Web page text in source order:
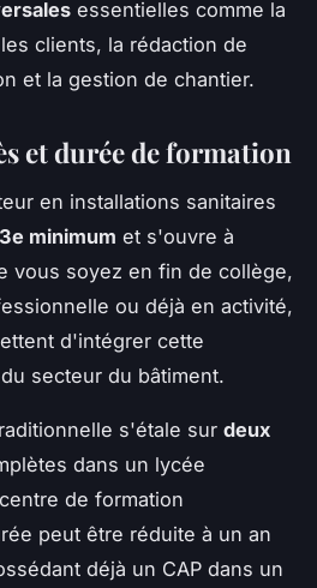
essentielles comme la
clients, la rédaction de
et la gestion de chantier.
et durée de formation
en installations sanitaires
minimum et s'ouvre à
vous soyez en fin de collège,
ou déjà en activité,
d'intégrer cette
secteur du bâtiment.
s'étale sur deux
dans un lycée
de formation
peut être réduite à un an
déjà un CAP dans un